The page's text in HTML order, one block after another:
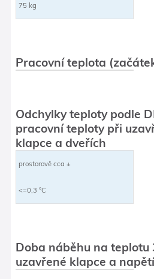
75 kg
Pracovní teplota
Odchylky teploty podle
pracovní teploty při
klapce a dveřích
prostorově cca ±
<=0,3 °C
Doba náběhu na teplotu
uzavřené klapce a